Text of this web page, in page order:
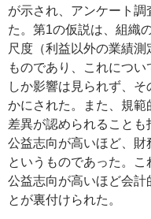
が示され、アンケート
た。第1の仮説は、組織
尺度（利益以外の業績
ものであり、これにつ
しか影響は見られず、
かにされた。また、規
差異が認められること
公益志向が高いほど、財
というものであった。
公益志向が高いほど会計
とが裏付けられた。